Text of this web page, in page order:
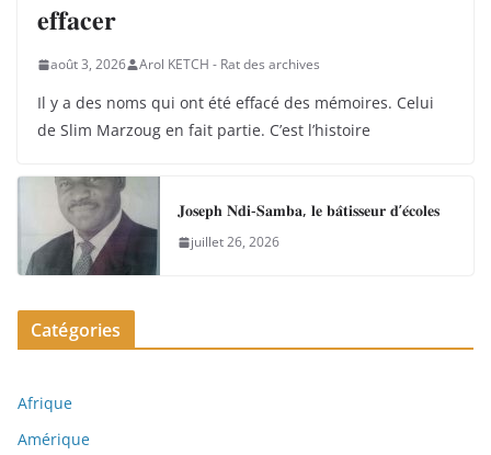
𝐞𝐟𝐟𝐚𝐜𝐞𝐫
août 3, 2026 Arol KETCH - Rat des archives
Il y a des noms qui ont été effacé des mémoires. Celui
de Slim Marzoug en fait partie. C’est l’histoire
𝐉𝐨𝐬𝐞𝐩𝐡 𝐍𝐝𝐢-𝐒𝐚𝐦𝐛𝐚, 𝐥𝐞 𝐛𝐚̂𝐭𝐢𝐬𝐬𝐞𝐮𝐫 𝐝’𝐞́𝐜𝐨𝐥𝐞𝐬
juillet 26, 2026
Catégories
Afrique
Amérique